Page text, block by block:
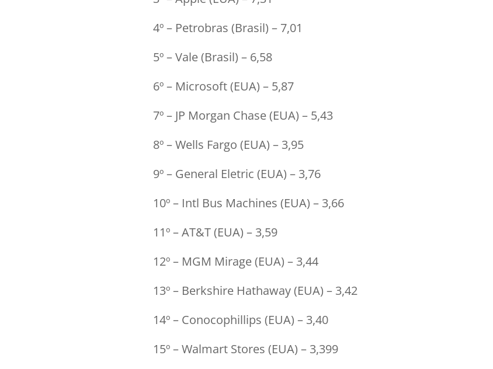
4º – Petrobras (Brasil) – 7,01
5º – Vale (Brasil) – 6,58
6º – Microsoft (EUA) – 5,87
7º – JP Morgan Chase (EUA) – 5,43
8º – Wells Fargo (EUA) – 3,95
9º – General Eletric (EUA) – 3,76
10º – Intl Bus Machines (EUA) – 3,66
11º – AT&T (EUA) – 3,59
12º – MGM Mirage (EUA) – 3,44
13º – Berkshire Hathaway (EUA) – 3,42
14º – Conocophillips (EUA) – 3,40
15º – Walmart Stores (EUA) – 3,399